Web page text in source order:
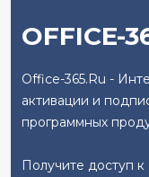
OFFICE-
Office-365.Ru -
активации и
программных
Получите доступ